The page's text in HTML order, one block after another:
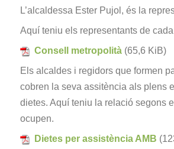
L’alcaldessa Ester Pujol, és la
Aquí teniu els representants de
Consell metropolità (65,6 KiB)
Els alcaldes i regidors que formen
cobren la seva assitència als plens
dietes. Aquí teniu la relació segons
ocupen.
Dietes per assistència AMB